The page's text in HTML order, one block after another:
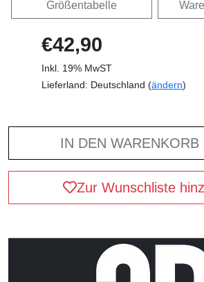
Größentabelle
€42,90
Inkl. 19% MwST
Lieferland: Deutschland (ändern)
IN DEN WARENKORB
Zur Wunschliste